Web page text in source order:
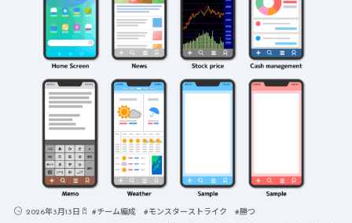
2026年3月13日 #チーム編成 #モンスターストライク #勝つ